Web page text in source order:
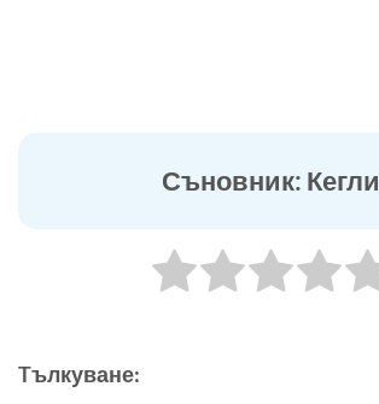
Съновник: Кегли
Tълкуване: